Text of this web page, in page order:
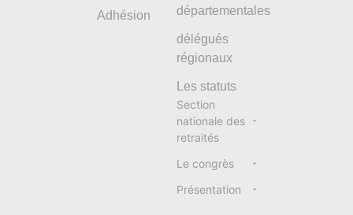
Adhésion
départementales
délégués
régionaux
Les statuts
Section
nationale des
retraités
Le congrès
Présentation